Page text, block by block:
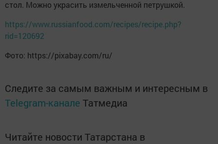
стол. Можно украсить измельченной петрушкой.
https://www.russianfood.com/recipes/recipe.php?
rid=120692
Фото: https://pixabay.com/ru/
Следите за самым важным и интересным в
Telegram-канале Татмедиа
Читайте новости Татарстана в